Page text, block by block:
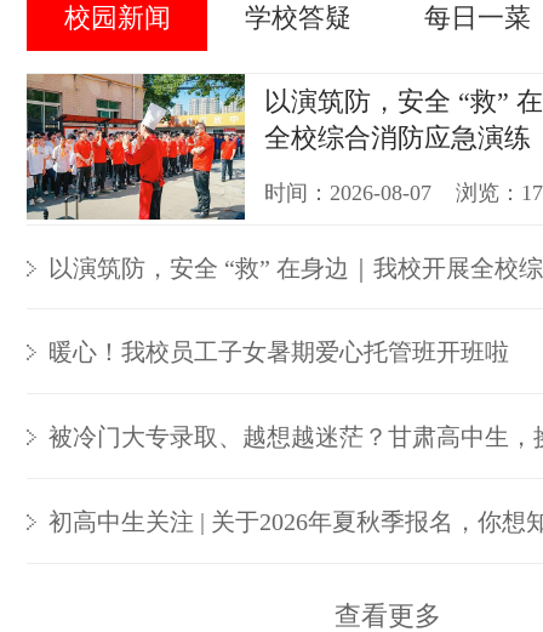
校园新闻 学校答疑 每日一菜
以演筑防，安全 “救”
全校综合消防应急演练
时间：2026-08-07 浏览：
以演筑防，安全 “救” 在身边｜我校开展全校综
暖心！我校员工子女暑期爱心托管班开班啦
被冷门大专录取、越想越迷茫？甘肃高中生，
初高中生关注 | 关于2026年夏秋季报名，你想
查看更多